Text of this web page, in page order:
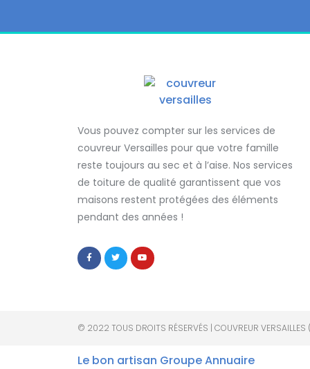
Vous pouvez compter sur les services de
couvreur Versailles pour que votre famille
reste toujours au sec et à l’aise. Nos services
de toiture de qualité garantissent que vos
maisons restent protégées des éléments
pendant des années !
© 2022 TOUS DROITS RÉSERVÉS | COUVREUR
Le bon artisan Groupe Annuaire